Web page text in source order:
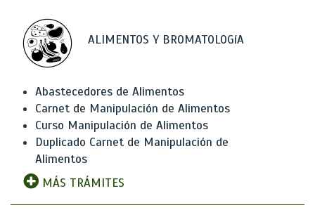
ALIMENTOS Y BROMATOLOGíA
Abastecedores de Alimentos
Carnet de Manipulación de Alimentos
Curso Manipulación de Alimentos
Duplicado Carnet de Manipulación de
Alimentos
MÁS TRÁMITES